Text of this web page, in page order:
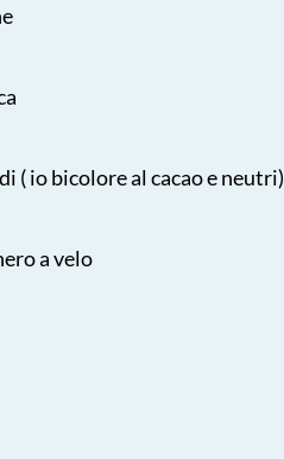
( io bicolore al cacao e neutri)
a velo